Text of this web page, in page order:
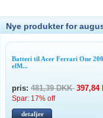
Nye produkter for
Batteri til Acer Ferrari One
elM...
pris: 481,39 DKK 397,84
Spar: 17% off
detaljer